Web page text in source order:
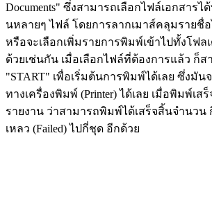
Documents" ซึ่งสามารถเลือกไฟล์เอกสาร
นหลายๆ ไฟล์ โดยการลากเมาส์คลุมรายชื่
หรือจะเลือกเพิ่มรายการพิมพ์เข้าไปทั้งโฟลเ
ด้วยเช่นกัน เมื่อเลือกไฟล์ที่ต้องการแล้ว ก็ส
"START" เพื่อเริ่มต้นการพิมพ์ได้เลย ซึ่งมัน
ทางเครื่องพิมพ์ (Printer) ได้เลย เมื่อพิมพ์เส
รายงาน ว่าสามารถพิมพ์ได้เสร็จสิ้นจำนว
เหลว (Failed) ไปกี่ชุด อีกด้วย